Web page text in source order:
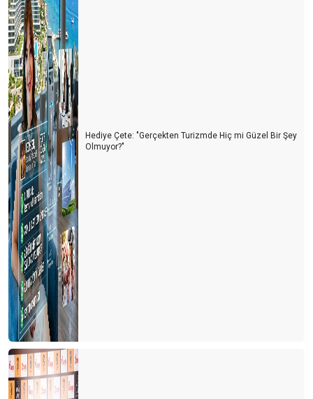
Hediye Çete: "Gerçekten Turizmde Hiç mi Güzel Bir Şey
Olmuyor?"